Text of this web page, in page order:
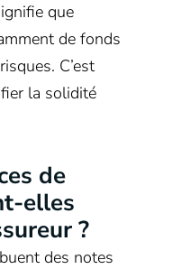
que
de fonds
C’est
la solidité
de
elles
?
des notes